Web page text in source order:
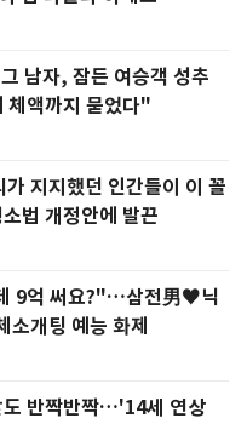
남자, 잠든 여승객 성추
액까지 묻었다"
지지했던 인간들이 이 꼴
법 개정안에 발끈
9억 써요?"…삼전男♥닉
소개팅 예능 화제
도 반짝반짝…'14세 연상